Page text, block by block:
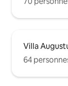
Villa
64